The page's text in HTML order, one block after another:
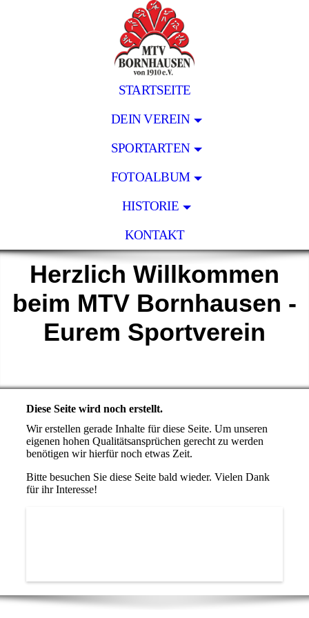
STARTSEITE
DEIN VEREIN
SPORTARTEN
FOTOALBUM
HISTORIE
KONTAKT
Herzlich Willkommen
beim MTV Bornhausen -
Eurem Sportverein
Diese Seite wird noch erstellt.
Wir erstellen gerade Inhalte für diese Seite. Um unseren
eigenen hohen Qualitätsansprüchen gerecht zu werden
benötigen wir hierfür noch etwas Zeit.
Bitte besuchen Sie diese Seite bald wieder. Vielen Dank
für ihr Interesse!